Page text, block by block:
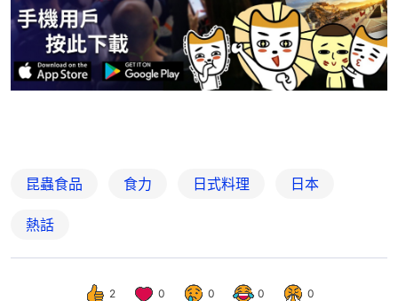
昆蟲食品 食力 日式料理 日本
熱話
2 0 0 0 0